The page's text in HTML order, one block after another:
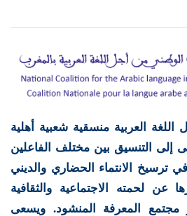
اللغة العربية منسقية شعبية أهلية
إلى التنسيق بين مختلف الفاعلين
ترسيخ الانتماء الحضاري والديني
عن لحمته الاجتماعية والثقافية
مجتمع المعرفة المنشود. ويسعى